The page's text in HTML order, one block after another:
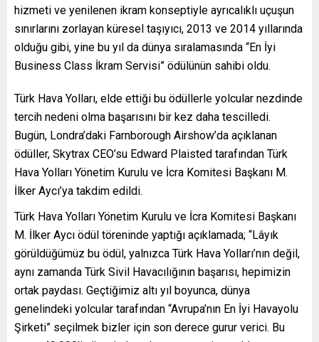
hizmeti ve yenilenen ikram konseptiyle ayrıcalıklı uçuşun
sınırlarını zorlayan küresel taşıyıcı, 2013 ve 2014 yıllarında
olduğu gibi, yine bu yıl da dünya sıralamasında “En İyi
Business Class İkram Servisi” ödülünün sahibi oldu.
Türk Hava Yolları, elde ettiği bu ödüllerle yolcular nezdinde
tercih nedeni olma başarısını bir kez daha tescilledi.
Bugün, Londra’daki Farnborough Airshow’da açıklanan
ödüller, Skytrax CEO’su Edward Plaisted tarafından Türk
Hava Yolları Yönetim Kurulu ve İcra Komitesi Başkanı M.
İlker Aycı’ya takdim edildi.
Türk Hava Yolları Yönetim Kurulu ve İcra Komitesi Başkanı
M. İlker Aycı ödül töreninde yaptığı açıklamada; “Lâyık
görüldüğümüz bu ödül, yalnızca Türk Hava Yolları’nın değil,
aynı zamanda Türk Sivil Havacılığının başarısı, hepimizin
ortak paydası. Geçtiğimiz altı yıl boyunca, dünya
genelindeki yolcular tarafından “Avrupa’nın En İyi Havayolu
Şirketi” seçilmek bizler için son derece gurur verici. Bu